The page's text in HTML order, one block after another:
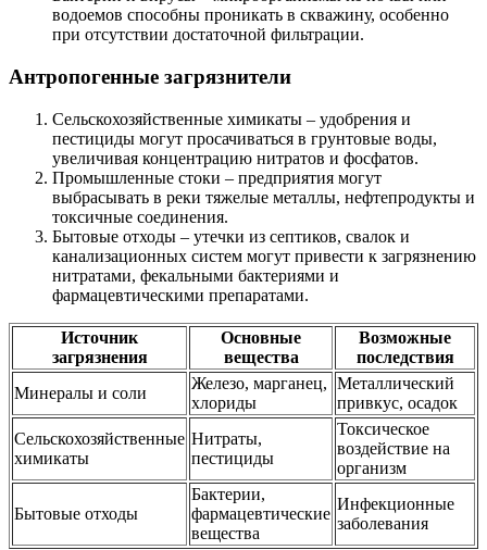
водоемов способны проникать в скважину, особенно
при отсутствии достаточной фильтрации.
Антропогенные загрязнители
Сельскохозяйственные химикаты – удобрения и
пестициды могут просачиваться в грунтовые воды,
увеличивая концентрацию нитратов и фосфатов.
Промышленные стоки – предприятия могут
выбрасывать в реки тяжелые металлы, нефтепродукты и
токсичные соединения.
Бытовые отходы – утечки из септиков, свалок и
канализационных систем могут привести к загрязнению
нитратами, фекальными бактериями и
фармацевтическими препаратами.
Источник
загрязнения
Основные
вещества
Возможные
последствия
Минералы и соли
Железо, марганец,
хлориды
Металлический
привкус, осадок
Сельскохозяйственные
химикаты
Нитраты,
пестициды
Токсическое
воздействие на
организм
Бытовые отходы
Бактерии,
фармацевтические
вещества
Инфекционные
заболевания